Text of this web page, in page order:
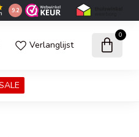
9.2
Verlanglijst
0